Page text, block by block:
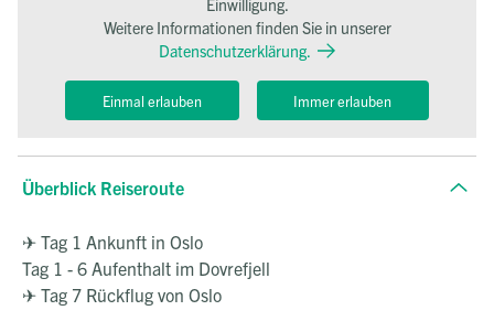
Einwilligung.
Weitere Informationen finden Sie in unserer
Datenschutzerklärung.
Einmal erlauben Immer erlauben
Überblick Reiseroute
✈ Tag 1 Ankunft in Oslo
Tag 1 - 6 Aufenthalt im Dovrefjell
✈ Tag 7 Rückflug von Oslo